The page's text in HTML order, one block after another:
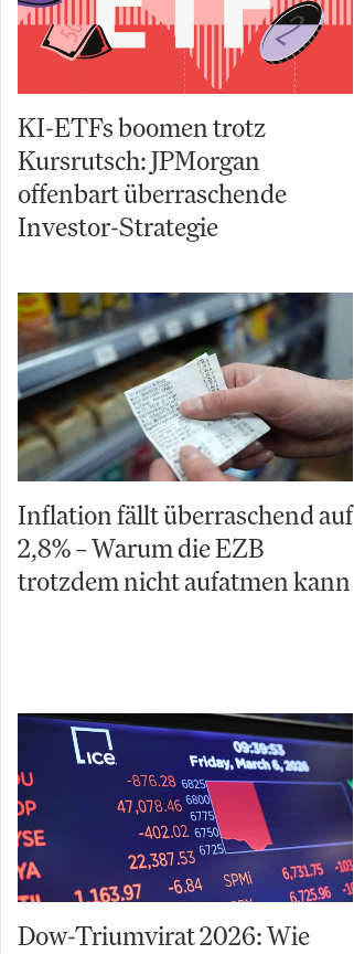
KI-ETFs boomen trotz
Kursrutsch: JPMorgan
offenbart überraschende
Investor-Strategie
Inflation fällt überraschend auf
2,8% – Warum die EZB
trotzdem nicht aufatmen kann
Dow-Triumvirat 2026: Wie